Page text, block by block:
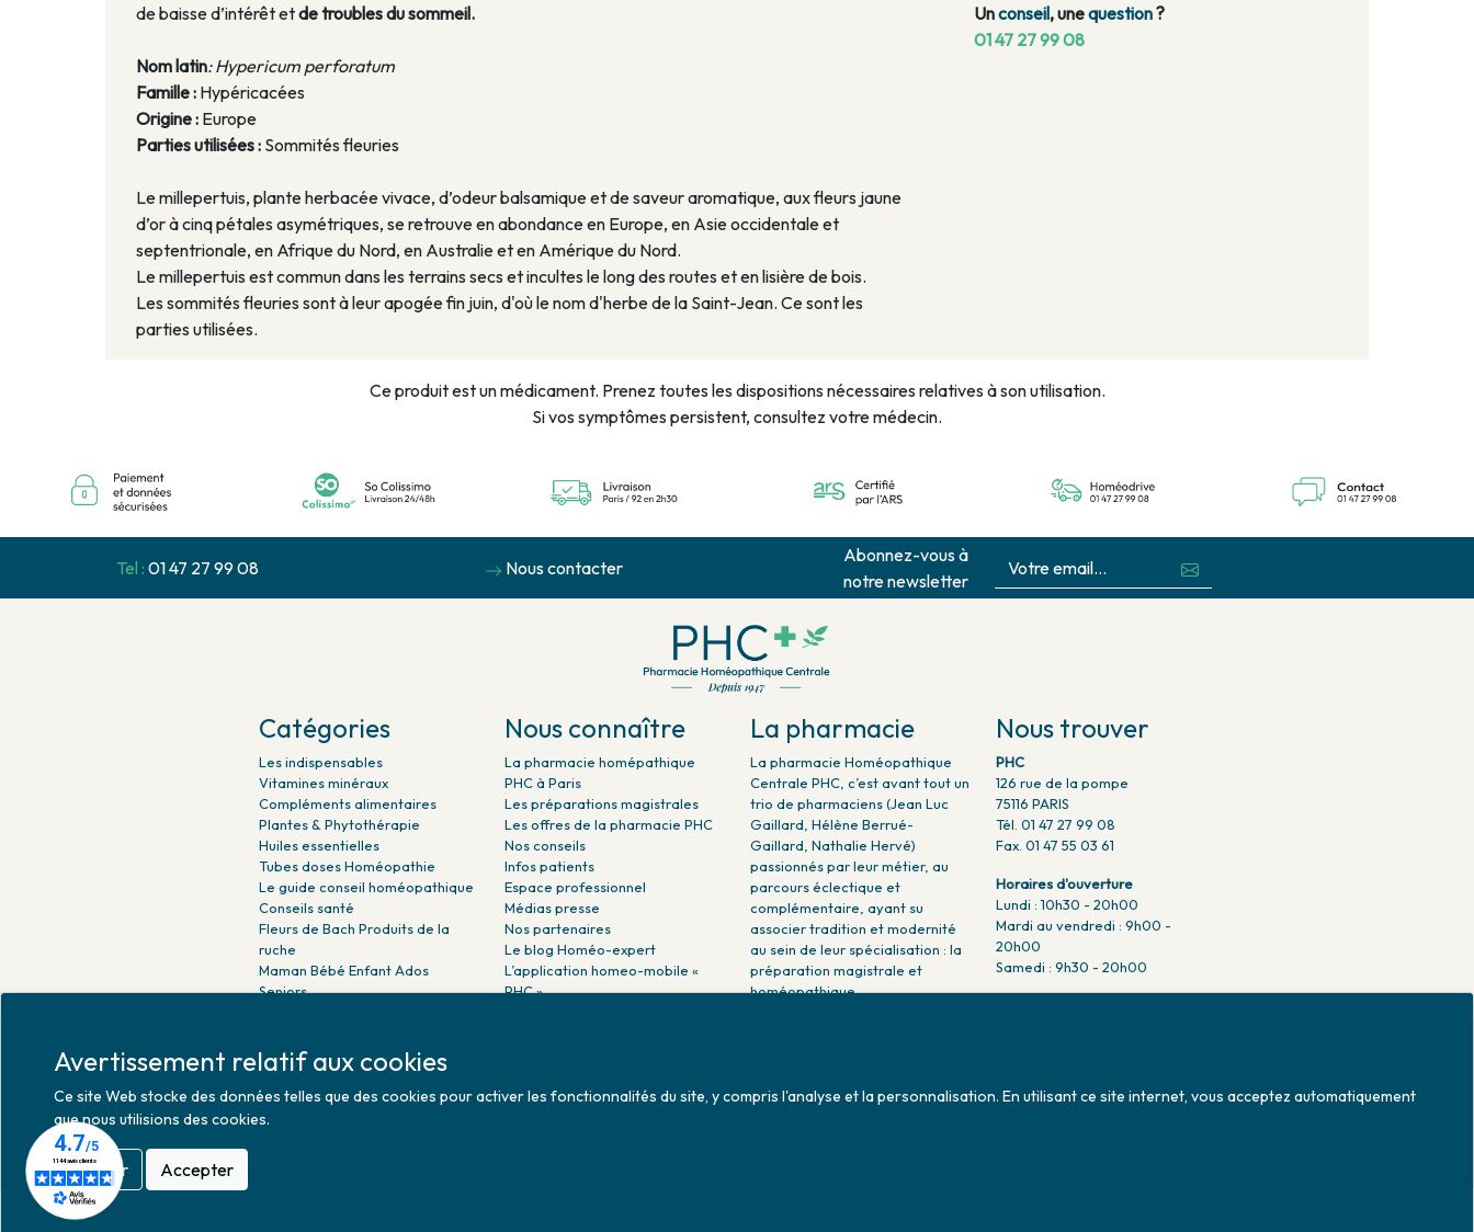
de baisse d’intérêt etde troubles du sommeil.
Nom latin: Hypericum perforatum
Famille : Hypéricacées
Origine : Europe
Parties utilisées : Sommités fleuries
Le millepertuis, plante herbacée vivace, d’odeur balsamique et de saveur aromatique, aux fleurs jaune
d’or à cinq pétales asymétriques, se retrouve en abondance en Europe, en Asie occidentale et
septentrionale, en Afrique du Nord, en Australie et en Amérique du Nord.
Le millepertuis est commun dans les terrains secs et incultes le long des routes et en lisière de bois.
Les sommités fleuries sont à leur apogée fin juin, d'où le nom d'herbe de la Saint-Jean. Ce sont les
parties utilisées.
Unconseil, unequestion?
01 47 27 99 08
Ce produit est un médicament. Prenez toutes les dispositions nécessaires relatives à son utilisation.
Si vos symptômes persistent, consultez votre médecin.
Tel : 01 47 27 99 08 Nous contacter
Abonnez-vous à
notre newsletter
Catégories
Les indispensables
Vitamines minéraux
Compléments alimentaires
Plantes & Phytothérapie
Huiles essentielles
Tubes doses Homéopathie
Le guide conseil homéopathique
Conseils santé
Fleurs de Bach Produits de la
ruche
Maman Bébé Enfant Ados
Seniors
Médicaments Parapharmacie
Nous connaître
La pharmacie homépathique
PHC à Paris
Les préparations magistrales
Les offres de la pharmacie PHC
Nos conseils
Infos patients
Espace professionnel
Médias presse
Nos partenaires
Le blog Homéo-expert
L’application homeo-mobile «
PHC »
Enfants - AMFE
La pharmacie
La pharmacie Homéopathique
Centrale PHC, c’est avant tout un
trio de pharmaciens (Jean Luc
Gaillard, Hélène Berrué-
Gaillard, Nathalie Hervé)
passionnés par leur métier, au
parcours éclectique et
complémentaire, ayant su
associer tradition et modernité
au sein de leur spécialisation : la
préparation magistrale et
homéopathique.
Nous trouver
PHC
126 rue de la pompe
75116 PARIS
Tél. 01 47 27 99 08
Fax. 01 47 55 03 61
Horaires d'ouverture
Lundi : 10h30 - 20h00
Mardi au vendredi : 9h00 -
20h00
Samedi : 9h30 - 20h00
Avertissement relatif aux cookies
Ce site Web stocke des données telles que des cookies pour activer les fonctionnalités du site, y compris l'analyse et la personnalisation. En utilisant ce site internet, vous acceptez automatiquement
que nous utilisions des cookies.
Refuser Accepter